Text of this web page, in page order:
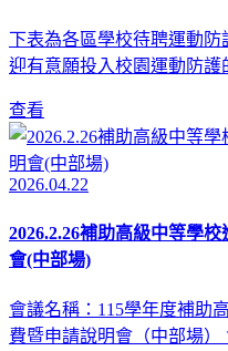
下表為各區學校待聘運動防
迎有意願投入校園運動防護
查看
2026.04.22
2026.2.26補助高級中等學
會(中部場)
會議名稱：115學年度補助
費暨申請說明會（中部場）